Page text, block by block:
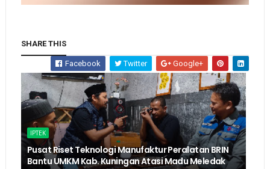
SHARE THIS
Facebook Twitter Google+
IPTEK
Pusat Riset Teknologi Manufaktur Peralatan BRIN
Bantu UMKM Kab. Kuningan Atasi Madu Meledak